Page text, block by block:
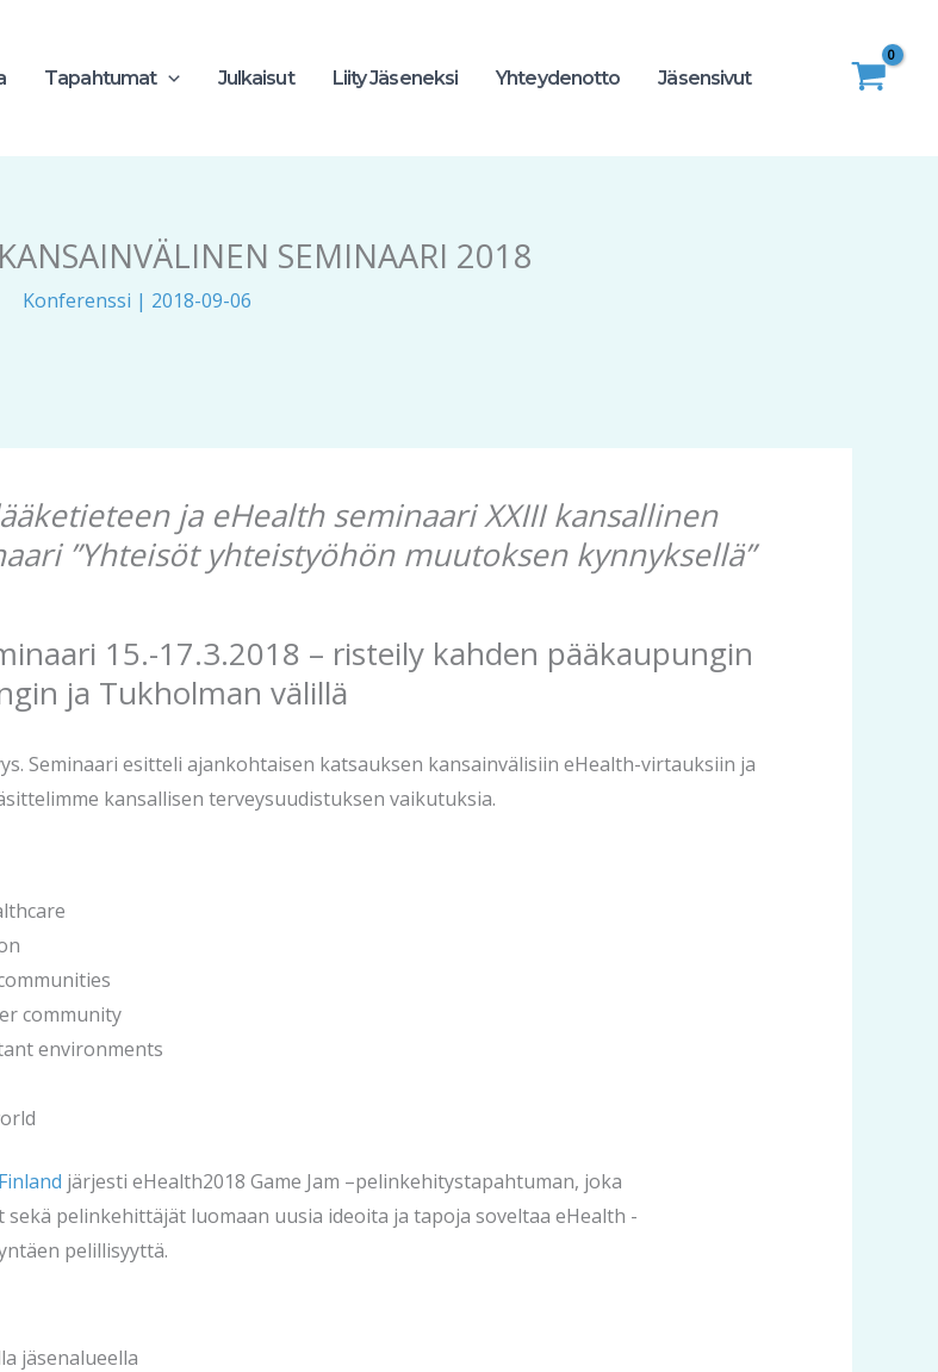
Tapahtumat Julkaisut Liity Jäseneksi Yhteydenotto Jäsensivut
SEMINAARI 2018
Konferenssi | 2018-09-06
ja eHealth seminaari XXIII kansallinen
”Yhteisöt yhteistyöhön muutoksen kynnyksellä”
15.-17.3.2018 – risteily kahden pääkaupungin
ja Tukholman välillä
Seminaari esitteli ajankohtaisen katsauksen kansainvälisiin eHealth-virtauksiin ja
kansallisen terveysuudistuksen vaikutuksia.
community
environments
järjesti eHealth2018 Game Jam –pelinkehitystapahtuman, joka
pelinkehittäjät luomaan uusia ideoita ja tapoja soveltaa eHealth -
pelillisyyttä.
jäsenalueella